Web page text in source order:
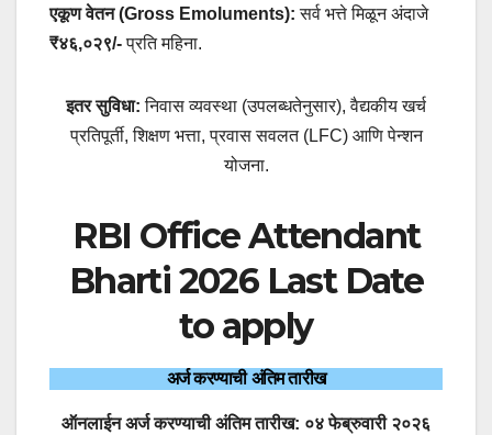
एकूण वेतन (Gross Emoluments): सर्व भत्ते मिळून अंदाजे
₹४६,०२९/-प्रति महिना.
इतर सुविधा: निवास व्यवस्था (उपलब्धतेनुसार), वैद्यकीय खर्च
प्रतिपूर्ती, शिक्षण भत्ता, प्रवास सवलत (LFC) आणि पेन्शन
योजना.
RBI Office Attendant
Bharti 2026 Last Date
to apply
अर्ज करण्याची अंतिम तारीख
ऑनलाईन अर्ज करण्याची अंतिम तारीख: ०४ फेब्रुवारी २०२६